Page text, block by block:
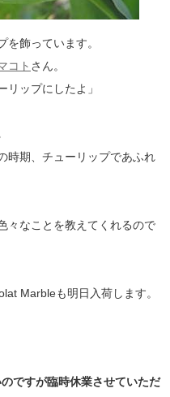
飾っています。
コト さん。
リップにしたよ」
時期、チューリップであふれ
々なことを教えてくれるので
Marbleも明日入荷します。
ですが臨時休業させていただ